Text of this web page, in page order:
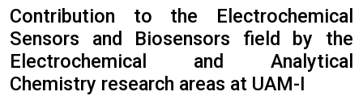
Contribution to the Electrochemical
Sensors and Biosensors field by the
Electrochemical and Analytical
Chemistry research areas at UAM-I